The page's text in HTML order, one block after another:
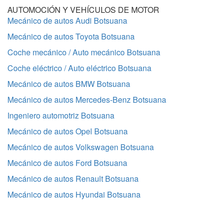
AUTOMOCIÓN Y VEHÍCULOS DE MOTOR
Mecánico de autos Audi Botsuana
Mecánico de autos Toyota Botsuana
Coche mecánico / Auto mecánico Botsuana
Coche eléctrico / Auto eléctrico Botsuana
Mecánico de autos BMW Botsuana
Mecánico de autos Mercedes-Benz Botsuana
Ingeniero automotriz Botsuana
Mecánico de autos Opel Botsuana
Mecánico de autos Volkswagen Botsuana
Mecánico de autos Ford Botsuana
Mecánico de autos Renault Botsuana
Mecánico de autos Hyundai Botsuana